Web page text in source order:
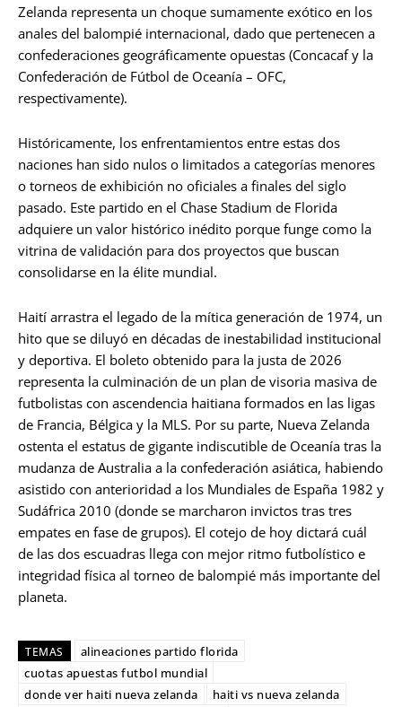
Zelanda representa un choque sumamente exótico en los
anales del balompié internacional, dado que pertenecen a
confederaciones geográficamente opuestas (Concacaf y la
Confederación de Fútbol de Oceanía – OFC,
respectivamente).
Históricamente, los enfrentamientos entre estas dos
naciones han sido nulos o limitados a categorías menores
o torneos de exhibición no oficiales a finales del siglo
pasado. Este partido en el Chase Stadium de Florida
adquiere un valor histórico inédito porque funge como la
vitrina de validación para dos proyectos que buscan
consolidarse en la élite mundial.
Haití arrastra el legado de la mítica generación de 1974, un
hito que se diluyó en décadas de inestabilidad institucional
y deportiva. El boleto obtenido para la justa de 2026
representa la culminación de un plan de visoria masiva de
futbolistas con ascendencia haitiana formados en las ligas
de Francia, Bélgica y la MLS. Por su parte, Nueva Zelanda
ostenta el estatus de gigante indiscutible de Oceanía tras la
mudanza de Australia a la confederación asiática, habiendo
asistido con anterioridad a los Mundiales de España 1982 y
Sudáfrica 2010 (donde se marcharon invictos tras tres
empates en fase de grupos). El cotejo de hoy dictará cuál
de las dos escuadras llega con mejor ritmo futbolístico e
integridad física al torneo de balompié más importante del
planeta.
TEMAS
alineaciones partido florida
cuotas apuestas futbol mundial
donde ver haiti nueva zelanda
haiti vs nueva zelanda